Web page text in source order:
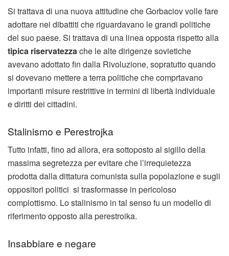
Si trattava di una nuova attitudine che Gorbaciov volle fare
adottare nei dibattiti che riguardavano le grandi politiche
del suo paese. Si trattava di una linea opposta rispetto alla
tipica riservatezzache le alte dirigenze sovietiche
avevano adottato fin dalla Rivoluzione, sopratutto quando
si dovevano mettere a terra politiche che comprtavano
importanti misure restrittive in termini di libertà individuale
e diritti dei cittadini.
Stalinismo e Perestrojka
Tutto infatti, fino ad allora, era sottoposto al sigillo della
massima segretezza per evitare che l’irrequietezza
prodotta dalla dittatura comunista sulla popolazione e sugli
oppositori politici si trasformasse in pericoloso
complottismo. Lo stalinismo in tal senso fu un modello di
riferimento opposto alla perestroika.
Insabbiare e negare